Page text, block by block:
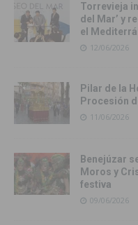
Torrevieja
del Mar’ y
el
12/06/2026
Pilar de la
Procesión
11/06/2026
Benejúzar
Moros y
festiva
09/06/2026